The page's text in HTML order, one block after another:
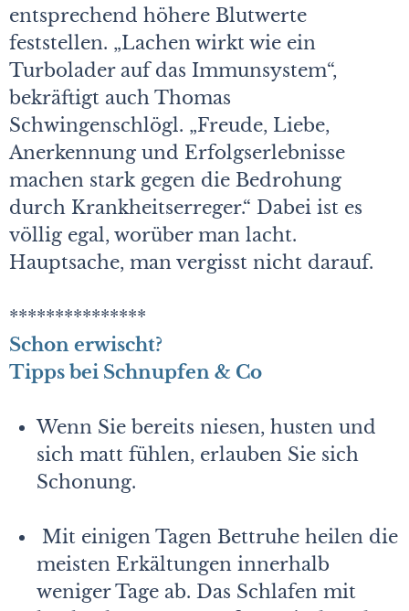
entsprechend höhere Blutwerte
feststellen. „Lachen wirkt wie ein
Turbolader auf das Immunsystem“,
bekräftigt auch Thomas
Schwingenschlögl. „Freude, Liebe,
Anerkennung und Erfolgserlebnisse
machen stark gegen die Bedrohung
durch Krankheitserreger.“ Dabei ist es
völlig egal, worüber man lacht.
Hauptsache, man vergisst nicht darauf.
***************
Schon erwischt?
Tipps bei Schnupfen & Co
Wenn Sie bereits niesen, husten und
sich matt fühlen, erlauben Sie sich
Schonung.
Mit einigen Tagen Bettruhe heilen die
meisten Erkältungen innerhalb
weniger Tage ab. Das Schlafen mit